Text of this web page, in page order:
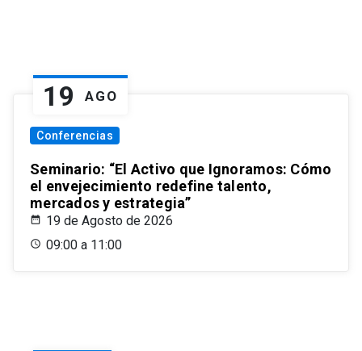
19 AGO
Conferencias
Seminario: “El Activo que Ignoramos: Cómo
el envejecimiento redefine talento,
mercados y estrategia”
19 de Agosto de 2026
09:00 a 11:00